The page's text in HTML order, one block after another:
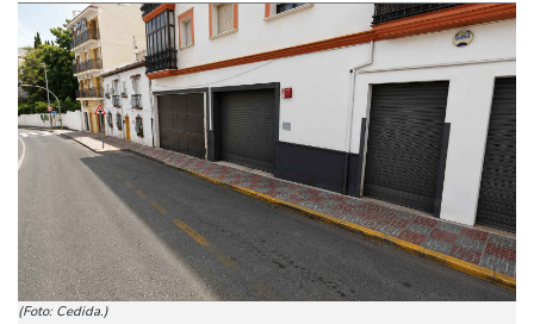
(Foto: Cedida.)